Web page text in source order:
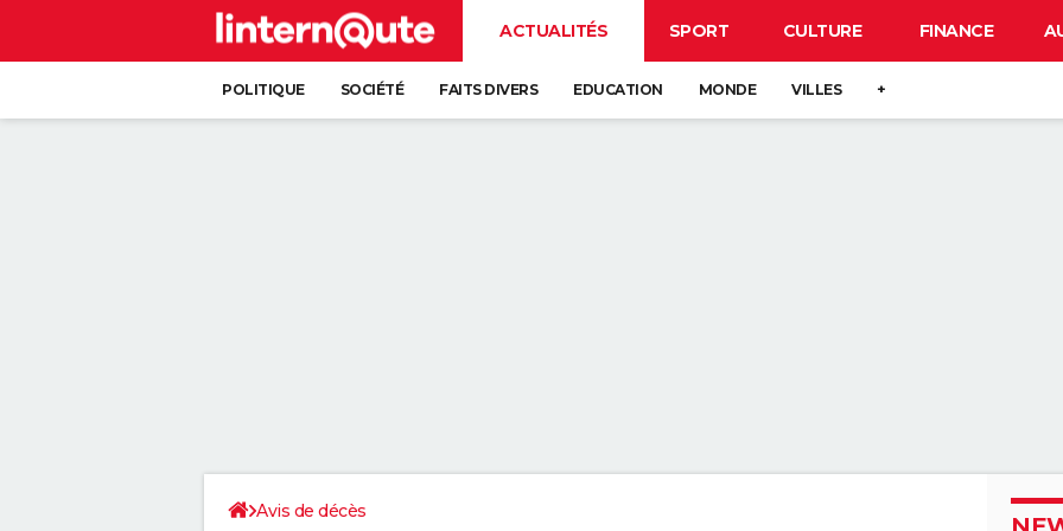
ACTUALITÉS SPORT CULTURE FINANCE
POLITIQUE SOCIÉTÉ FAITS DIVERS EDUCATION MONDE VILLES +
Avis de décès